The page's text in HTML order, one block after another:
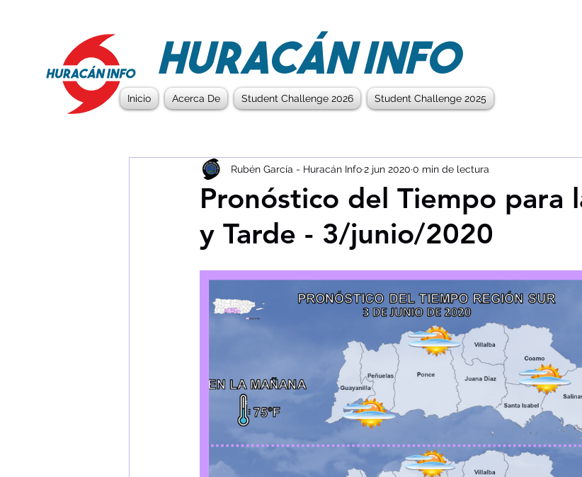
HURACÁN INFO
Inicio Acerca De Student Challenge 2026 Student Challenge 2025
Pronóstico del Tiempo para
y Tarde - 3/junio/2020
Rubén García - Huracán Info2 jun 2020 0 min de lectura